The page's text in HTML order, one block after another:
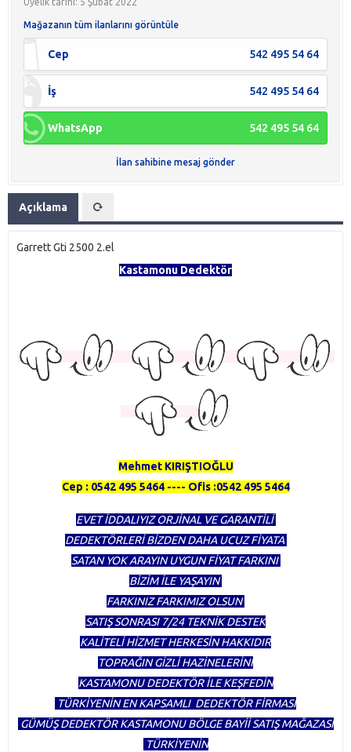
Üyelik tarihi: 5 Şubat 2022
Mağazanın tüm ilanlarını görüntüle
Cep 542 495 54 64
İş 542 495 54 64
WhatsApp 542 495 54 64
İlan sahibine mesaj gönder
Açıklama
Garrett Gti 2500 2.el
Kastamonu Dedektör
Mehmet KIRIŞTIOĞLU
Cep : 0542 495 5464 ---- Ofis :0542 495 5464
EVET İDDALIYIZ ORJİNAL VE GARANTİLİ
DEDEKTÖRLERİ BİZDEN DAHA UCUZ FİYATA
SATAN YOK ARAYIN UYGUN FİYAT FARKINI
BİZİM İLE YAŞAYIN
FARKINIZ FARKIMIZ OLSUN
SATIŞ SONRASI 7/24 TEKNİK DESTEK
KALİTELİ HİZMET HERKESİN HAKKIDIR
TOPRAĞIN GİZLİ HAZİNELERİNİ
KASTAMONU DEDEKTÖR İLE KEŞFEDİN
TÜRKİYENİN EN KAPSAMLI DEDEKTÖR FİRMASI
GÜMÜŞ DEDEKTÖR KASTAMONU BÖLGE BAYİİ SATIŞ MAĞAZASI
TÜRKİYENİN